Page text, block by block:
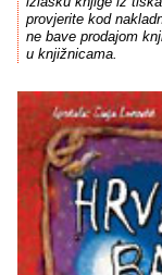
provjerite kod
ne bave prodajom
u knjižnicama.